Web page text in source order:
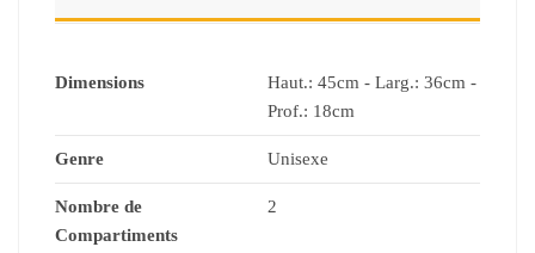
Dimensions
Haut.: 45cm - Larg.: 36cm -
Prof.: 18cm
Genre Unisexe
Nombre de
Compartiments
2